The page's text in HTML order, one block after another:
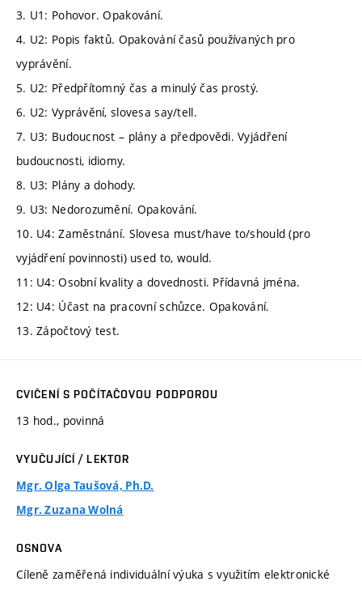
3. U1: Pohovor. Opakování.
4. U2: Popis faktů. Opakování časů používaných pro
vyprávění.
5. U2: Předpřítomný čas a minulý čas prostý.
6. U2: Vyprávění, slovesa say/tell.
7. U3: Budoucnost – plány a předpovědi. Vyjádření
budoucnosti, idiomy.
8. U3: Plány a dohody.
9. U3: Nedorozumění. Opakování.
10. U4: Zaměstnání. Slovesa must/have to/should (pro
vyjádření povinnosti) used to, would.
11: U4: Osobní kvality a dovednosti. Přídavná jména.
12: U4: Účast na pracovní schůzce. Opakování.
13. Zápočtový test.
CVIČENÍ S POČÍTAČOVOU PODPOROU
13 hod., povinná
VYUČUJÍCÍ / LEKTOR
Mgr. Olga Taušová, Ph.D.
Mgr. Zuzana Wolná
OSNOVA
Cíleně zaměřená individuální výuka s využitím elektronické